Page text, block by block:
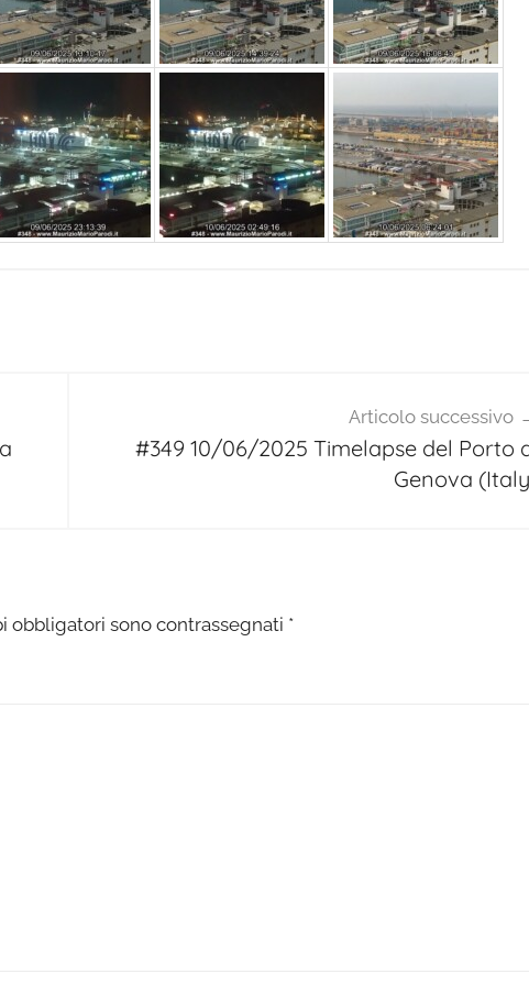
Articolo successivo
#349 10/06/2025 Timelapse del Porto
Genova
obbligatori sono contrassegnati *